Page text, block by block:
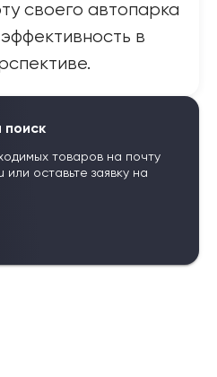
своего автопарка
в
поиск
товаров на почту
или оставьте заявку на